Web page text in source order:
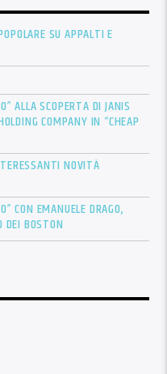
SU APPALTI E
ALLA SCOPERTA DI JANIS
COMPANY IN “CHEAP
NOVITÀ
CON EMANUELE DRAGO,
DEI BOSTON